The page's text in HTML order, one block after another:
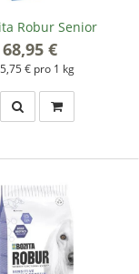
Robur Senior
68,95 €
5,75 € pro 1 kg